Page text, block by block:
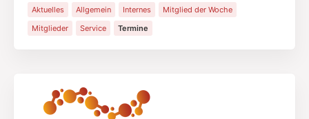
Aktuelles Allgemein Internes
Mitglied der Woche
Mitglieder
Service Termine